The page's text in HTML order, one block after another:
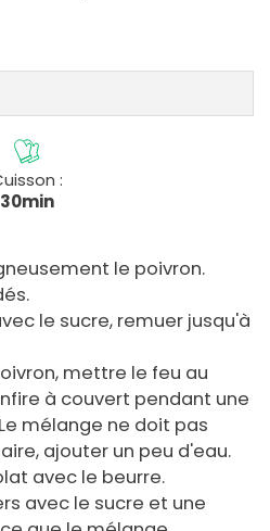
:
30min
le poivron.
le sucre, remuer jusqu'à
mettre le feu au
à couvert pendant une
mélange ne doit pas
ajouter un peu d'eau.
avec le beurre.
avec le sucre et une